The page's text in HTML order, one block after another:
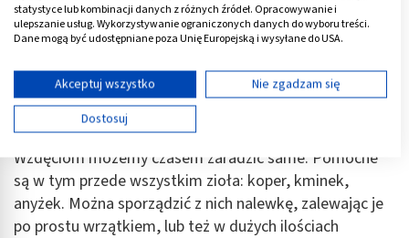
Co na wzdęcia? Pomogą zioła i okłady
Wzdęciom możemy czasem zaradzić same. Pomocne
są w tym przede wszystkim zioła: koper, kminek,
anyżek. Można sporządzić z nich nalewkę, zalewając je
po prostu wrzątkiem, lub też w dużych ilościach
statystyce lub kombinacji danych z różnych źródeł. Opracowywanie i
ulepszanie usług. Wykorzystywanie ograniczonych danych do wyboru treści.
Dane mogą być udostępniane poza Unię Europejską i wysyłane do USA.
Wyświetl listę partnerów (11 dostawców IAB)
Używamy Twoich danych w następujących celach:
Cele przetwarzania IAB:
Przechowywanie informacji na urządzeniu lub
dostęp do nich
Wykorzystywanie ograniczonych danych do
wyboru reklam
Akceptuj wszystko
Nie zgadzam się
Dostosuj